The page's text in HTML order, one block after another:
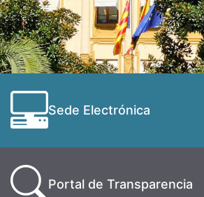
Sede Electrónica
Portal de Transparencia